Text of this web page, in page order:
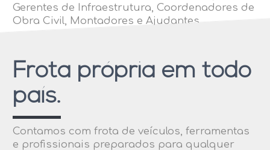
Gerentes de Infraestrutura, Coordenadores de
Obra Civil, Montadores e Ajudantes.
Frota própria em todo
país.
Contamos com frota de veículos, ferramentas
e profissionais preparados para qualquer